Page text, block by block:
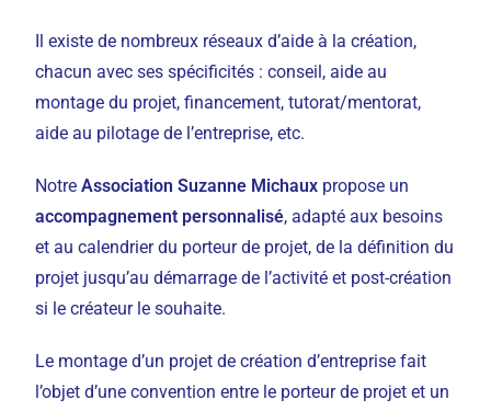
Il existe de nombreux réseaux d’aide à la création,
chacun avec ses spécificités : conseil, aide au
montage du projet, financement, tutorat/mentorat,
aide au pilotage de l’entreprise, etc.
NotreAssociation Suzanne Michaux propose un
accompagnement personnalisé, adapté aux besoins
et au calendrier du porteur de projet, de la définition du
projet jusqu’au démarrage de l’activité et post-création
si le créateur le souhaite.
Le montage d’un projet de création d’entreprise fait
l’objet d’une convention entre le porteur de projet et un